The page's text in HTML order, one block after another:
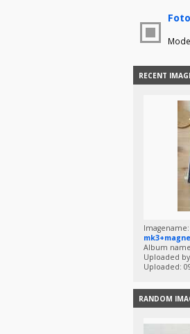
RECENT
Imagename:
Album
Uploaded
Uploaded:
RANDOM